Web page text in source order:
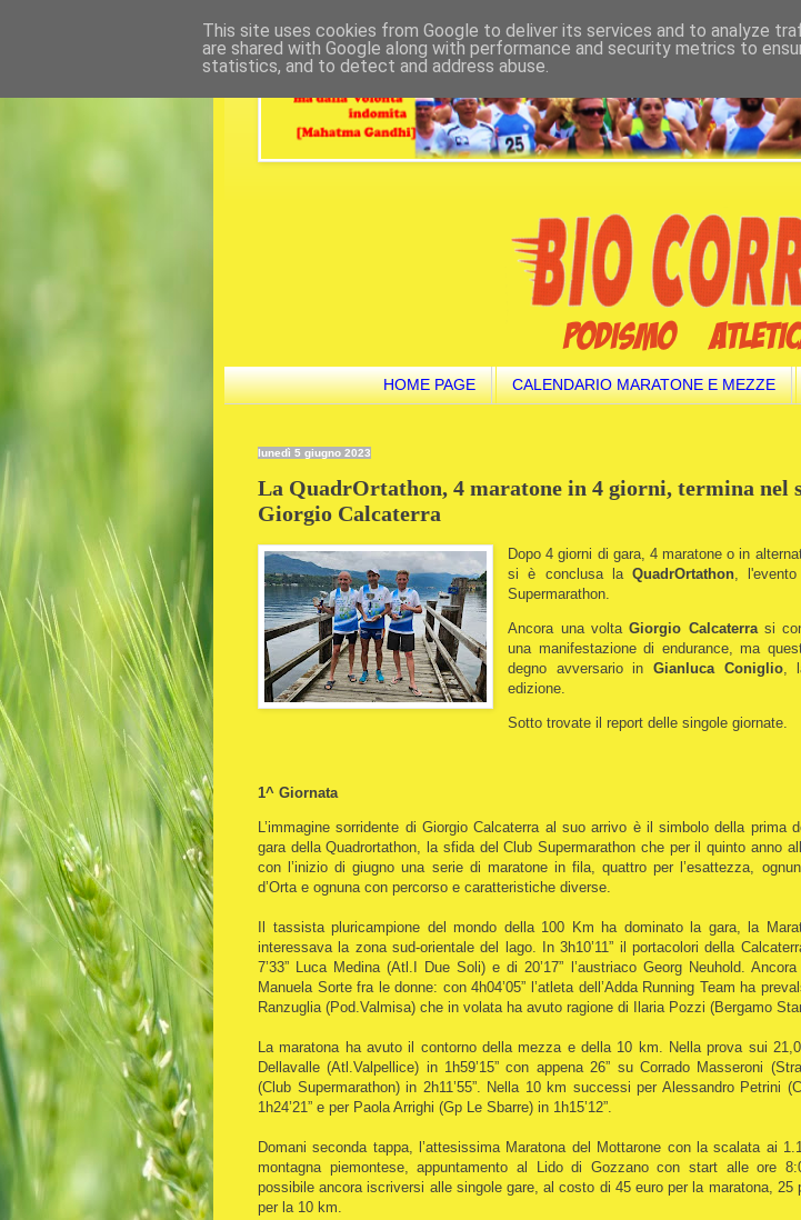
HOME PAGE CALENDARIO MARATONE E MEZZE
lunedì 5 giugno 2023
La QuadrOrtathon, 4 maratone in 4 giorni, termina nel
Giorgio Calcaterra
Dopo 4 giorni di gara, 4 maratone o in
si è conclusa laQuadrOrtathon ,
Supermarathon.
Ancora una voltaGiorgio Calcaterrasi
una manifestazione di endurance, ma
degno avversario in Gianluca Coniglio,
edizione.
Sotto trovate il report delle singole giornate.
1^ Giornata
L’immagine sorridente di Giorgio Calcaterra al suo arrivo è il simbolo della prima
gara della Quadrortathon, la sfida del Club Supermarathon che per il quinto anno
con l’inizio di giugno una serie di maratone in fila, quattro per l’esattezza,
d’Orta e ognuna con percorso e caratteristiche diverse.
Il tassista pluricampione del mondo della 100 Km ha dominato la gara, la
interessava la zona sud-orientale del lago. In 3h10’11” il portacolori della
7’33” Luca Medina (Atl.I Due Soli) e di 20’17” l’austriaco Georg Neuhold.
Manuela Sorte fra le donne: con 4h04’05” l’atleta dell’Adda Running Team ha
Ranzuglia (Pod.Valmisa) che in volata ha avuto ragione di Ilaria Pozzi (Bergamo
La maratona ha avuto il contorno della mezza e della 10 km. Nella prova sui
Dellavalle (Atl.Valpellice) in 1h59’15” con appena 26” su Corrado Masseroni
(Club Supermarathon) in 2h11’55”. Nella 10 km successi per Alessandro Petrini
1h24’21” e per Paola Arrighi (Gp Le Sbarre) in 1h15’12”.
Domani seconda tappa, l’attesissima Maratona del Mottarone con la scalata ai
montagna piemontese, appuntamento al Lido di Gozzano con start alle ore
possibile ancora iscriversi alle singole gare, al costo di 45 euro per la maratona, 25
per la 10 km.
This site uses cookies from Google to deliver its services and to analyze
are shared with Google along with performance and security metrics to
statistics, and to detect and address abuse.